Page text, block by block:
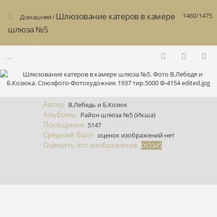
1460/1475
Домашняя/Шлюзование катеров в камере
шлюза №5
Автор В.Лебедь и Б.Козюк
Альбомы Район шлюза №5 (Икша)
Посещения 5147
Средний балл оценок изображений нет
Оценить это изображение